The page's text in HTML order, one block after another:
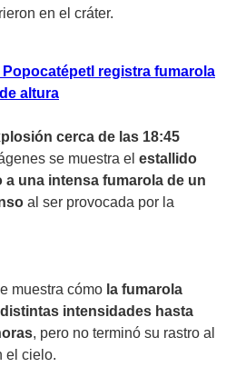
en el cráter.
Popocatépetl registra fumarola
altura
cerca de las 18:45
se muestra el estallido
una intensa fumarola de un
al ser provocada por la
muestra cómo la fumarola
intensidades hasta
, pero no terminó su rastro al
el cielo.